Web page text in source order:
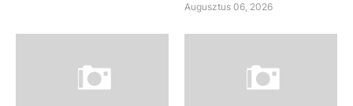
Augusztus 06, 2026